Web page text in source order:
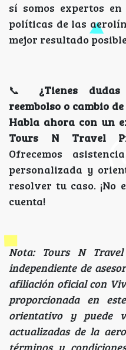
sí somos expertos
políticas de las
mejor resultado
📞 ¿Tienes
reembolso o cambio
Habla ahora con un
Tours N Travel
Ofrecemos
personalizada y
resolver tu caso. ¡No
cuenta!
Nota: Tours N
independiente de
afiliación oficial con
proporcionada en
orientativo y puede
actualizadas de la
términos y